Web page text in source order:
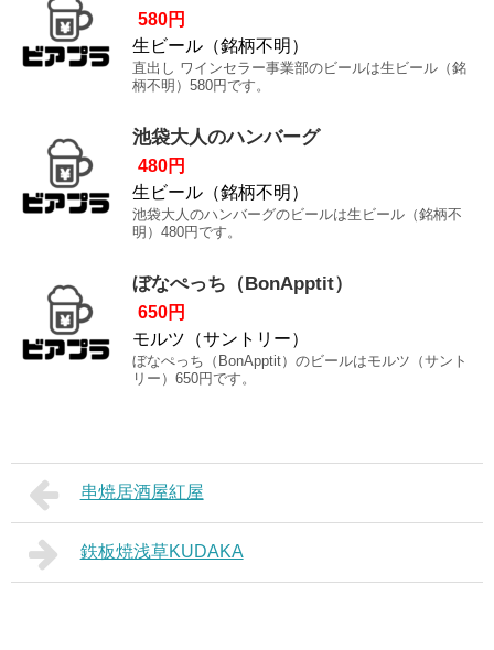
580円
生ビール（銘柄不明）
直出し ワインセラー事業部のビールは生ビール（銘
柄不明）580円です。
池袋大人のハンバーグ
480円
生ビール（銘柄不明）
池袋大人のハンバーグのビールは生ビール（銘柄不
明）480円です。
ぼなぺっち（BonApptit）
650円
モルツ（サントリー）
ぼなぺっち（BonApptit）のビールはモルツ（サント
リー）650円です。
串焼居酒屋紅屋
鉄板焼浅草KUDAKA